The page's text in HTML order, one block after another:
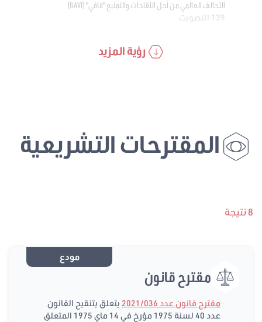
التحالف العالمي من أجل اللقاحات والتمنيع "قافي" (GAVI)
139 التصويت
رؤية المزيد
المقترحات التشريعية
8 نتيجة
مودع
مقترح قانون
مقترح قانون عدد 2021/036
يتعلق بتنقيح القانون
عدد 40 لسنة 1975 مؤرخ في 14 ماي 1975 المتعلق